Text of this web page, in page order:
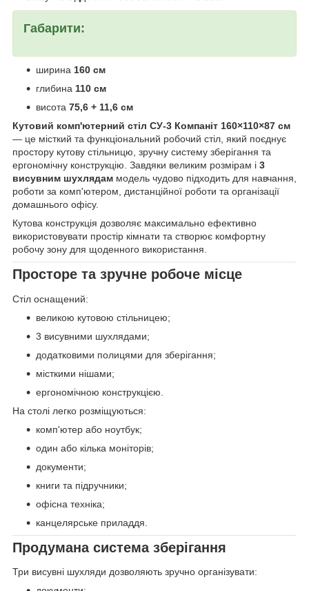
Габарити:
ширина 160 см
глибина 110 см
висота 75,6 + 11,6 см
Кутовий комп'ютерний стіл СУ-3 Компаніт 160×110×87 см
— це місткий та функціональний робочий стіл, який поєднує
простору кутову стільницю, зручну систему зберігання та
ергономічну конструкцію. Завдяки великим розмірам і 3
висувним шухлядам модель чудово підходить для навчання,
роботи за комп'ютером, дистанційної роботи та організації
домашнього офісу.
Кутова конструкція дозволяє максимально ефективно
використовувати простір кімнати та створює комфортну
робочу зону для щоденного використання.
Просторе та зручне робоче місце
Стіл оснащений:
великою кутовою стільницею;
3 висувними шухлядами;
додатковими полицями для зберігання;
місткими нішами;
ергономічною конструкцією.
На столі легко розміщуються:
комп'ютер або ноутбук;
один або кілька моніторів;
документи;
книги та підручники;
офісна техніка;
канцелярське приладдя.
Продумана система зберігання
Три висувні шухляди дозволяють зручно організувати: